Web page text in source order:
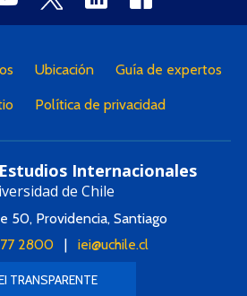
Ubicación Guía de expertos
Política de privacidad
Internacionales
de Chile
50, Providencia, Santiago
2800| iei@uchile.cl
TRANSPARENTE